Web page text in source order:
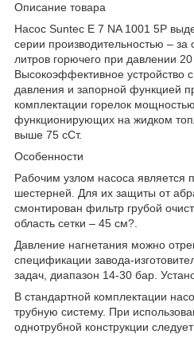
Описание товара
Насос Suntec E 7 NA 1001 5P
серии производительностью – за
литров горючего при давлении
Высокоэффективное устройство
давления и запорной функцией
комплектации горелок
функционирующих на жидком
выше 75 сСт.
Особенности
Рабочим узлом насоса является
шестерней. Для их защиты от
смонтирован фильтр грубой
область сетки – 45 см?.
Давление нагнетания можно
спецификации завода-
задач, диапазон 14-30 бар.
В стандартной комплектации
трубную систему. При
однотрубной конструкции